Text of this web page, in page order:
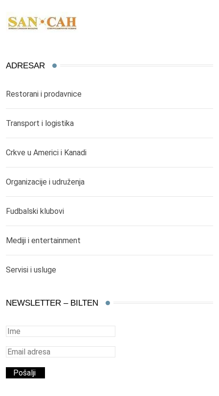
ADRESAR
Restorani i prodavnice
Transport i logistika
Crkve u Americi i Kanadi
Organizacije i udruženja
Fudbalski klubovi
Mediji i entertainment
Servisi i usluge
NEWSLETTER – BILTEN